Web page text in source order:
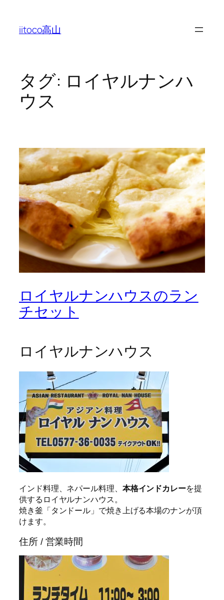
iitoco高山
タグ: ロイヤルナンハ
ウス
ロイヤルナンハウスのラン
チセット
ロイヤルナンハウス
インド料理、ネパール料理、 本格インドカレーを提
供するロイヤルナンハウス。
焼き釜「タンドール」で焼き上げる本場のナンが頂
けます。
住所 / 営業時間